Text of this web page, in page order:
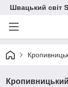
Швацький світ
Кропивницький